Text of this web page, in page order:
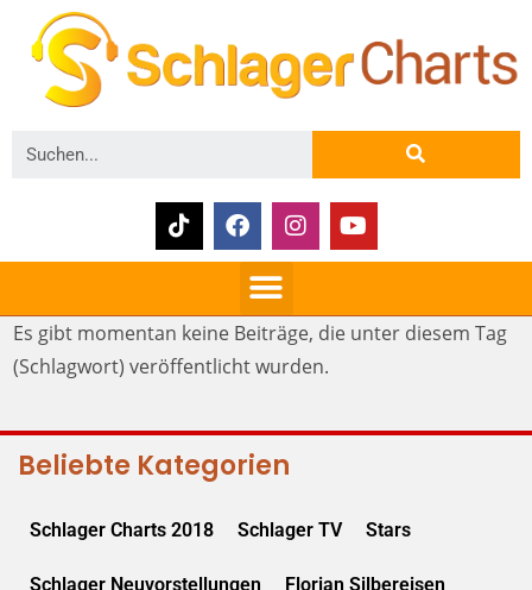
Es gibt momentan keine Beiträge, die unter diesem Tag
(Schlagwort) veröffentlicht wurden.
Beliebte Kategorien
Schlager Charts 2018 Schlager TV Stars
Schlager Neuvorstellungen Florian Silbereisen